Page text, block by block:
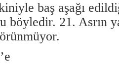
kiniyle baş aşağı
böyledir. 21. Asrın